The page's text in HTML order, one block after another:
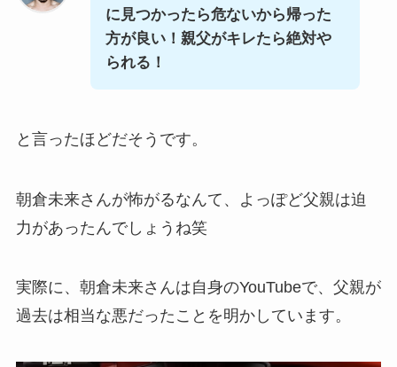
に見つかったら危ないから帰った
方が良い！親父がキレたら絶対や
られる！
と言ったほどだそうです。
朝倉未来さんが怖がるなんて、よっぽど父親は迫
力があったんでしょうね笑
実際に、朝倉未来さんは自身のYouTubeで、父親が
過去は相当な悪だったことを明かしています。